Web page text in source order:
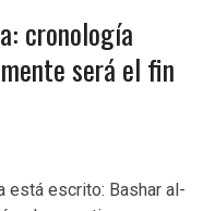
cronología
será el fin
está escrito: Bashar al-